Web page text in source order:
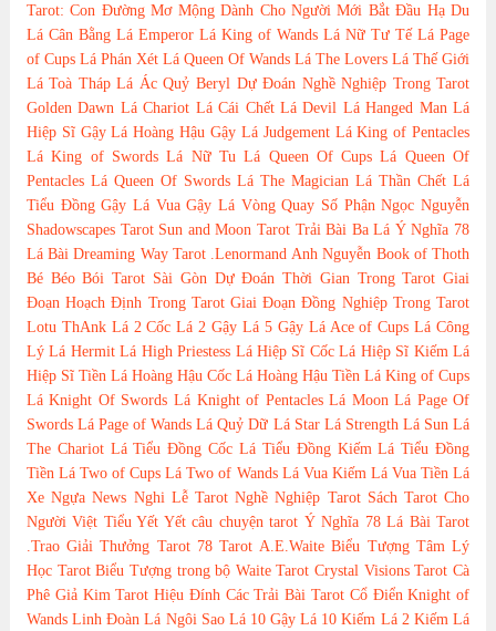
Tarot: Con Đường Mơ Mộng Dành Cho Người Mới Bắt Đầu Hạ Du
Lá Cân Bằng Lá Emperor Lá King of Wands Lá Nữ Tư Tế Lá Page
of Cups Lá Phán Xét Lá Queen Of Wands Lá The Lovers Lá Thế Giới
Lá Toà Tháp Lá Ác Quỷ Beryl Dự Đoán Nghề Nghiệp Trong Tarot
Golden Dawn Lá Chariot Lá Cái Chết Lá Devil Lá Hanged Man Lá
Hiệp Sĩ Gậy Lá Hoàng Hậu Gậy Lá Judgement Lá King of Pentacles
Lá King of Swords Lá Nữ Tu Lá Queen Of Cups Lá Queen Of
Pentacles Lá Queen Of Swords Lá The Magician Lá Thần Chết Lá
Tiểu Đồng Gậy Lá Vua Gậy Lá Vòng Quay Số Phận Ngọc Nguyễn
Shadowscapes Tarot Sun and Moon Tarot Trải Bài Ba Lá Ý Nghĩa 78
Lá Bài Dreaming Way Tarot .Lenormand Anh Nguyễn Book of Thoth
Bé Béo Bói Tarot Sài Gòn Dự Đoán Thời Gian Trong Tarot Giai
Đoạn Hoạch Định Trong Tarot Giai Đoạn Đồng Nghiệp Trong Tarot
Lotu ThAnk Lá 2 Cốc Lá 2 Gậy Lá 5 Gậy Lá Ace of Cups Lá Công
Lý Lá Hermit Lá High Priestess Lá Hiệp Sĩ Cốc Lá Hiệp Sĩ Kiếm Lá
Hiệp Sĩ Tiền Lá Hoàng Hậu Cốc Lá Hoàng Hậu Tiền Lá King of Cups
Lá Knight Of Swords Lá Knight of Pentacles Lá Moon Lá Page Of
Swords Lá Page of Wands Lá Quỷ Dữ Lá Star Lá Strength Lá Sun Lá
The Chariot Lá Tiểu Đồng Cốc Lá Tiểu Đồng Kiếm Lá Tiểu Đồng
Tiền Lá Two of Cups Lá Two of Wands Lá Vua Kiếm Lá Vua Tiền Lá
Xe Ngựa News Nghi Lễ Tarot Nghề Nghiệp Tarot Sách Tarot Cho
Người Việt Tiểu Yết Yết câu chuyện tarot Ý Nghĩa 78 Lá Bài Tarot
.Trao Giải Thưởng Tarot 78 Tarot A.E.Waite Biểu Tượng Tâm Lý
Học Tarot Biểu Tượng trong bộ Waite Tarot Crystal Visions Tarot Cà
Phê Giả Kim Tarot Hiệu Đính Các Trải Bài Tarot Cổ Điển Knight of
Wands Linh Đoàn Lá Ngôi Sao Lá 10 Gậy Lá 10 Kiếm Lá 2 Kiếm Lá